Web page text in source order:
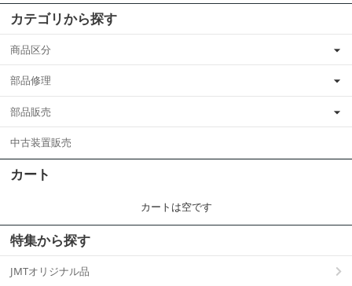
カテゴリから探す
商品区分
部品修理
部品販売
中古装置販売
カート
カートは空です
特集から探す
JMTオリジナル品